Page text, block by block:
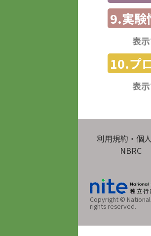
9.実験
表
10.プ
表
利用規約・個
NBRC
Copyright ©
rights reserved.